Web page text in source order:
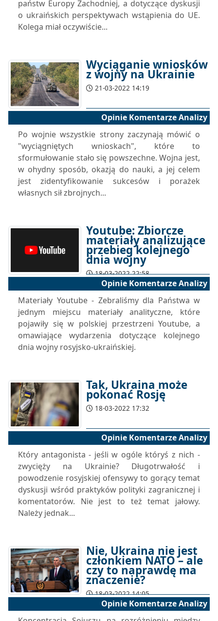
państw Europy Zachodniej, a dotyczące dyskusji
o ukraińskich perspektywach wstąpienia do UE.
Kolega miał oczywiście...
Wyciąganie wniosków
z wojny na Ukrainie
21-03-2022 14:19
Opinie Komentarze Analizy
Po wojnie wszystkie strony zaczynają mówić o
"wyciągniętych wnioskach", które to
sformułowanie stało się powszechne. Wojna jest,
w ohydny sposób, okazją do nauki, a jej celem
jest zidentyfikowanie sukcesów i porażek
własnych sił zbrojnych...
Youtube: Zbiorcze
materiały analizujące
przebieg kolejnego
dnia wojny
18-03-2022 22:58
Opinie Komentarze Analizy
Materiały Youtube - Zebraliśmy dla Państwa w
jednym miejscu materiały analityczne, które
pojawiły się w polskiej przestrzeni Youtube, a
omawiające wydarzenia dotyczące kolejnego
dnia wojny rosyjsko-ukraińskiej.
Tak, Ukraina może
pokonać Rosję
18-03-2022 17:32
Opinie Komentarze Analizy
Który antagonista - jeśli w ogóle któryś z nich -
zwycięży na Ukrainie? Długotrwałość i
powodzenie rosyjskiej ofensywy to gorący temat
dyskusji wśród praktyków polityki zagranicznej i
komentatorów. Nie jest to też temat jałowy.
Należy jednak...
Nie, Ukraina nie jest
członkiem NATO – ale
czy to naprawdę ma
znaczenie?
18-03-2022 14:05
Opinie Komentarze Analizy